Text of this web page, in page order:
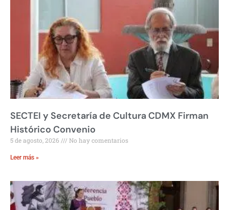
SECTEI y Secretaría de Cultura CDMX Firman
Histórico Convenio
5 de agosto, 2026 No hay comentarios
Leer más »